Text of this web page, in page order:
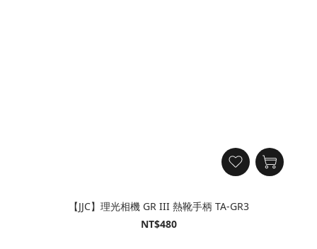
【JJC】理光相機 GR III 熱靴手柄 TA-GR3
NT$480